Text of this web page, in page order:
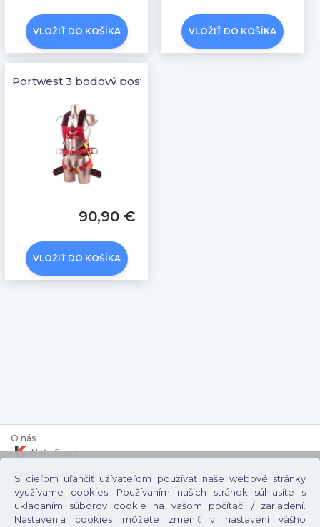
S cieľom uľahčiť užívateľom používať naše webové stránky
využívame cookies. Používaním našich stránok súhlasíte s
ukladaním súborov cookie na vašom počítači / zariadení.
Nastavenia cookies môžete zmeniť v nastavení vášho
VLOŽIŤ DO KOŠÍKA VLOŽIŤ DO KOŠÍKA
Portwest 3 bodový postroj Comfort Plus
90,90 €
VLOŽIŤ DO KOŠÍKA
O nás
Naša firma
Kontaktné údaje
Naše predajne
Nakupovanie